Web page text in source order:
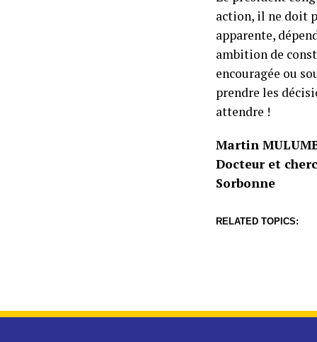
action, il ne doit
apparente,
ambition de
encouragée ou
prendre les
attendre !
Martin
Docteur et
Sorbonne
RELATED TOPICS: